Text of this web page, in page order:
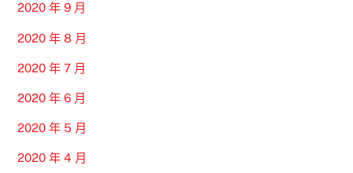
2020 年 9 月
2020 年 8 月
2020 年 7 月
2020 年 6 月
2020 年 5 月
2020 年 4 月